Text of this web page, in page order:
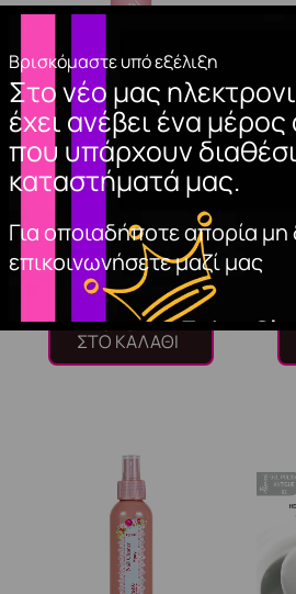
Βρισκόμαστε υπό εξέλιξη
Στο νέο μας
έχει ανέβει ένα
που υπάρχουν
καταστήματά μας.
Για οποιαδήποτε απορία μη
επικοινωνήσετε μαζί μας
WIPE (HEMA FREE)
11,00€
ΠΡΟΣΘΉΚΗ
ΣΤΟ ΚΑΛΆΘΙ